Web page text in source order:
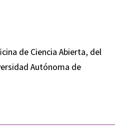
de Ciencia Abierta, del
Autónoma de